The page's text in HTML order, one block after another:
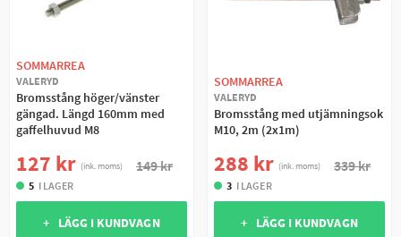
SOMMARREA
VALERYD
Bromsstång höger/vänster
gängad. Längd 160mm med
gaffelhuvud M8
127 kr (ink. moms) 149 kr
5 I LAGER
+ LÄGG I KUNDVAGN
SOMMARREA
VALERYD
Bromsstång med utjämningsok
M10, 2m (2x1m)
288 kr (ink. moms) 339 kr
3 I LAGER
+ LÄGG I KUNDVAGN